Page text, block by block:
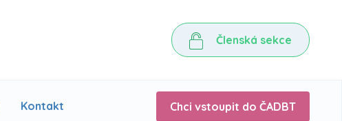
Členská sekce
Kontakt Chci vstoupit do ČADBT